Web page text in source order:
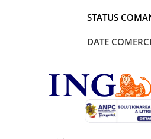
STATUS
DATE